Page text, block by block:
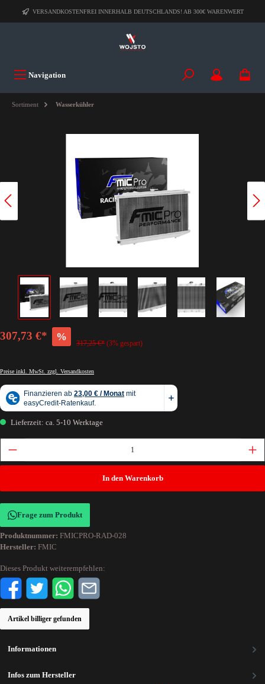
VERSANDKOSTENFREI INNERHALB DEUTSCHLANDS! AB 300€ WARENWERT
Navigation
Sortiment Wasserkühler
307,73 €* %
317,25 €* (3% gespart)
Preise inkl. MwSt. zzgl. Versandkosten
Lieferzeit: ca. 5-10 Werktage
In den Warenkorb
Frage zum Produkt
Produktnummer: FMICPRO-RAD-028
Hersteller: FMIC
Dieses Produkt weiterempfehlen:
Artikel billiger gefunden
Informationen
Infos zum Hersteller